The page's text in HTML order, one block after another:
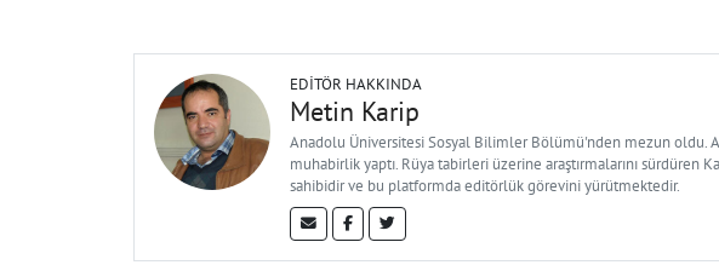
EDITÖR HAKKINDA
Metin Karip
Anadolu Üniversitesi Sosyal Bilimler Bölümü'nden mezun oldu.
muhabirlik yaptı. Rüya tabirleri üzerine araştırmalarını sürdüren
sahibidir ve bu platformda editörlük görevini yürütmektedir.